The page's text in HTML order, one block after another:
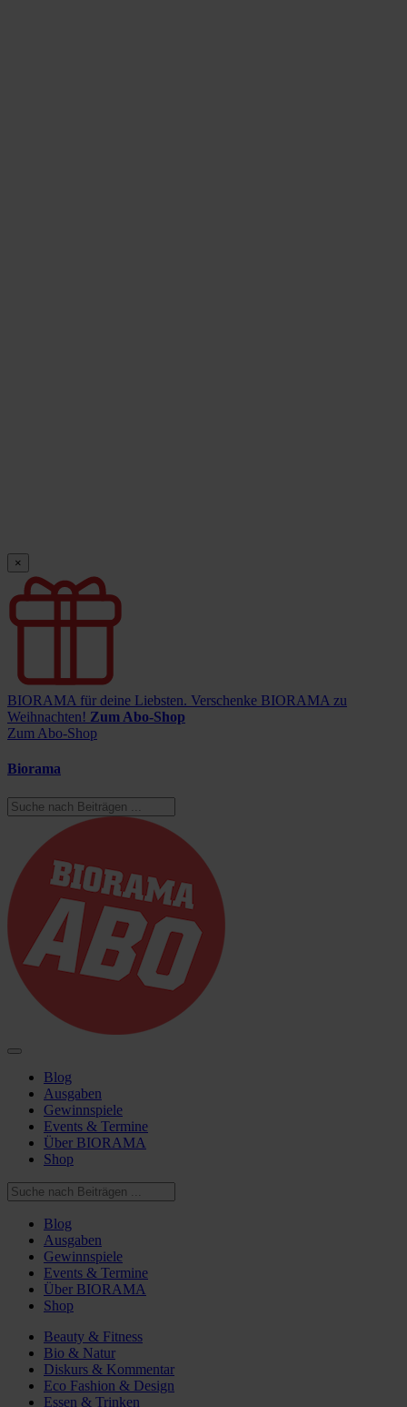
×
BIORAMA für deine Liebsten. Verschenke BIORAMA zu
Weihnachten! Zum Abo-Shop
Zum Abo-Shop
Biorama
Blog
Ausgaben
Gewinnspiele
Events & Termine
Über BIORAMA
Shop
Blog
Ausgaben
Gewinnspiele
Events & Termine
Über BIORAMA
Shop
Beauty & Fitness
Bio & Natur
Diskurs & Kommentar
Eco Fashion & Design
Essen & Trinken